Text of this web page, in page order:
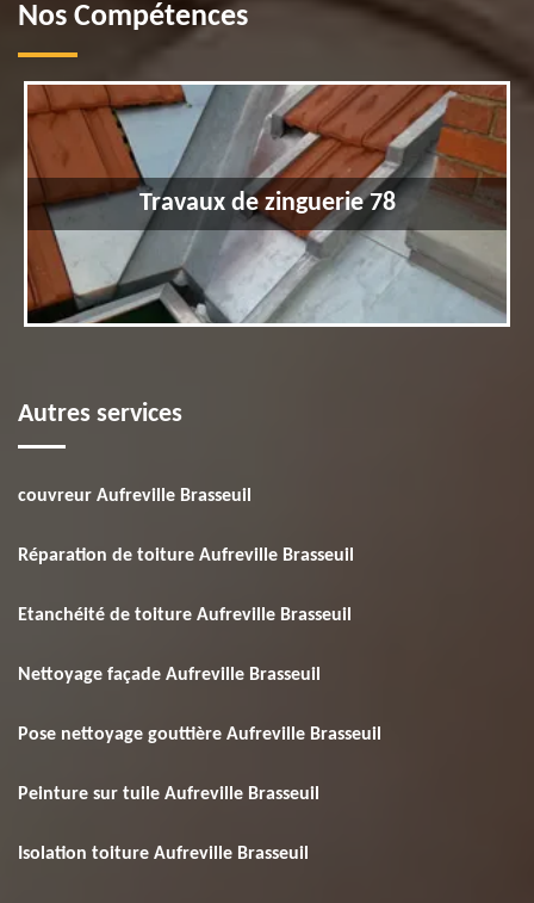
Nos Compétences
Travaux de zinguerie 78
Autres services
couvreur Aufreville Brasseuil
Réparation de toiture Aufreville Brasseuil
Etanchéité de toiture Aufreville Brasseuil
Nettoyage façade Aufreville Brasseuil
Pose nettoyage gouttière Aufreville Brasseuil
Peinture sur tuile Aufreville Brasseuil
Isolation toiture Aufreville Brasseuil